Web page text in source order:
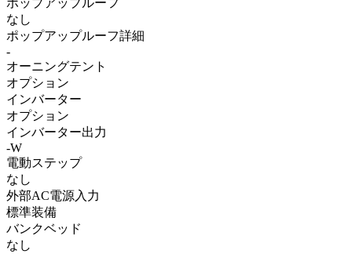
ポップアップルーフ
なし
ポップアップルーフ詳細
-
オーニングテント
オプション
インバーター
オプション
インバーター出力
-W
電動ステップ
なし
外部AC電源入力
標準装備
バンクベッド
なし